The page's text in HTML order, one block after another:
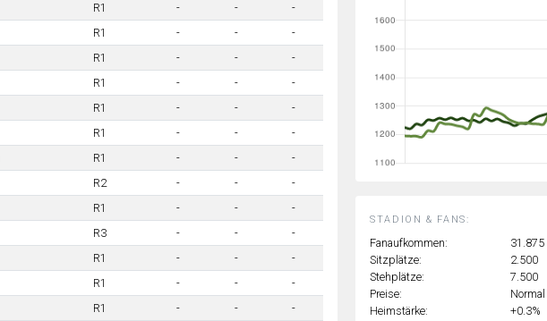
R1 - -
-
R1 - -
-
R1 - -
-
R1 - -
-
R1 - -
-
R1 - -
-
R1 - -
-
R2 - -
-
R1 - -
-
R3 - -
-
R1 - -
-
R1 - -
-
R1 - -
-
STADION & FANS:
Fanaufkommen:
31.875
Sitzplätze:
2.500
Stehplätze:
7.500
Preise:
Normal
Heimstärke:
+0.3%